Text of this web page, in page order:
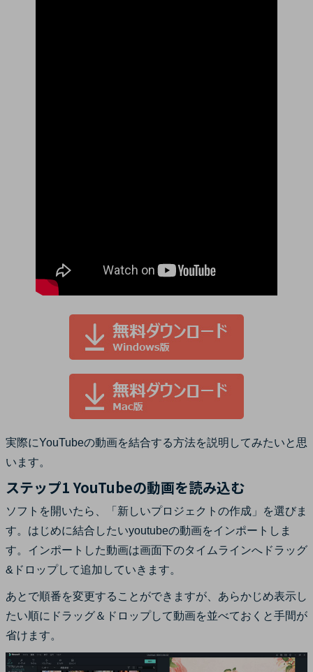
実際にYouTubeの動画を結合する方法を説明してみたいと思
います。
ステップ1 YouTubeの動画を読み込む
ソフトを開いたら、「新しいプロジェクトの作成」を選びま
す。はじめに結合したいyoutubeの動画をインポートしま
す。インポートした動画は画面下のタイムラインへドラッグ
&ドロップして追加していきます。
あとで順番を変更することができますが、あらかじめ表示し
たい順にドラッグ＆ドロップして動画を並べておくと手間が
省けます。